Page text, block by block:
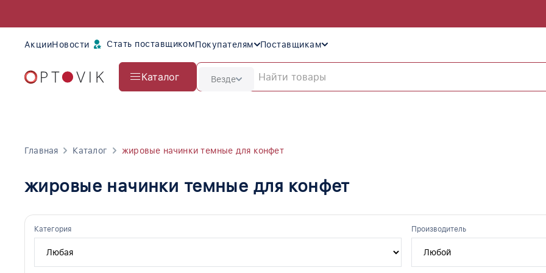
АкцииНовости Стать поставщикомПокупателям Поставщикам
Каталог Везде
Главная Каталог жировые начинки темные для конфет
жировые начинки темные для конфет
Категория Производитель